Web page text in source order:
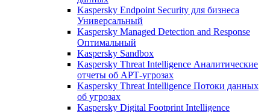
Kaspersky Endpoint Security для бизнеса
Универсальный
Kaspersky Managed Detection and Response
Оптимальный
Kaspersky Sandbox
Kaspersky Threat Intelligence Аналитические
отчеты об АРТ-угрозах
Kaspersky Threat Intelligence Потоки данных
об угрозах
Kaspersky Digital Footprint Intelligence